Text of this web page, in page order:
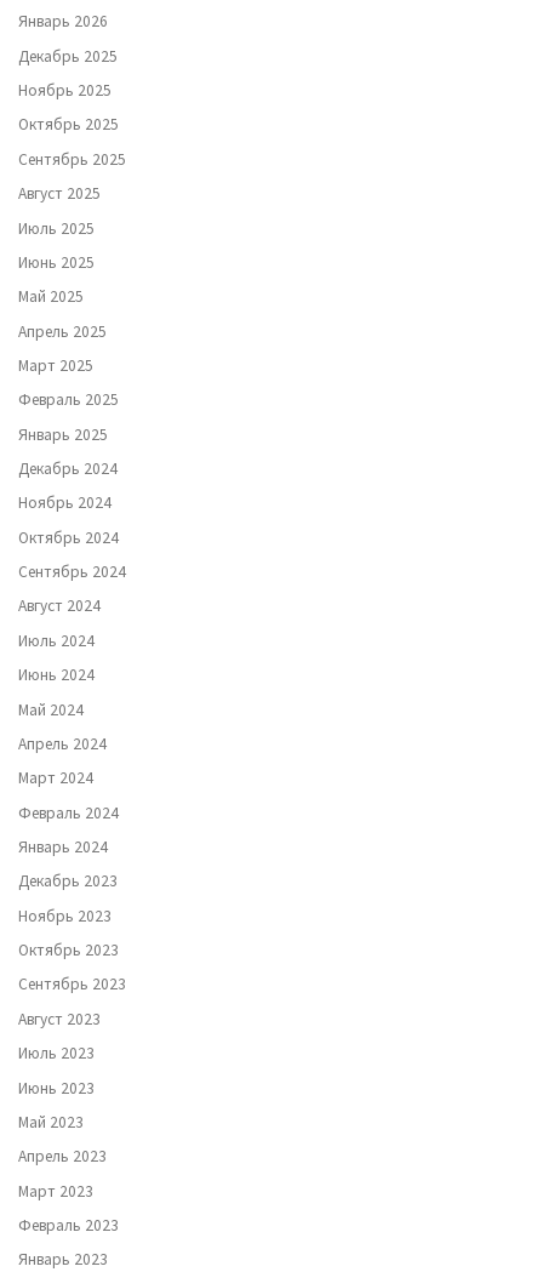
Январь 2026
Декабрь 2025
Ноябрь 2025
Октябрь 2025
Сентябрь 2025
Август 2025
Июль 2025
Июнь 2025
Май 2025
Апрель 2025
Март 2025
Февраль 2025
Январь 2025
Декабрь 2024
Ноябрь 2024
Октябрь 2024
Сентябрь 2024
Август 2024
Июль 2024
Июнь 2024
Май 2024
Апрель 2024
Март 2024
Февраль 2024
Январь 2024
Декабрь 2023
Ноябрь 2023
Октябрь 2023
Сентябрь 2023
Август 2023
Июль 2023
Июнь 2023
Май 2023
Апрель 2023
Март 2023
Февраль 2023
Январь 2023